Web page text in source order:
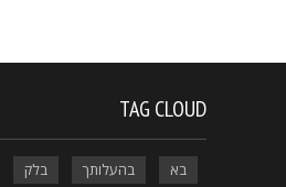
TAG CLOUD
בא בהעלותך בלק